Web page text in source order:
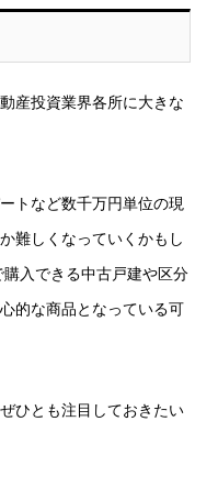
産投資業界各所に大きな
トなど数千万円単位の現
難しくなっていくかもし
入できる中古戸建や区分
的な商品となっている可
ひとも注目しておきたい